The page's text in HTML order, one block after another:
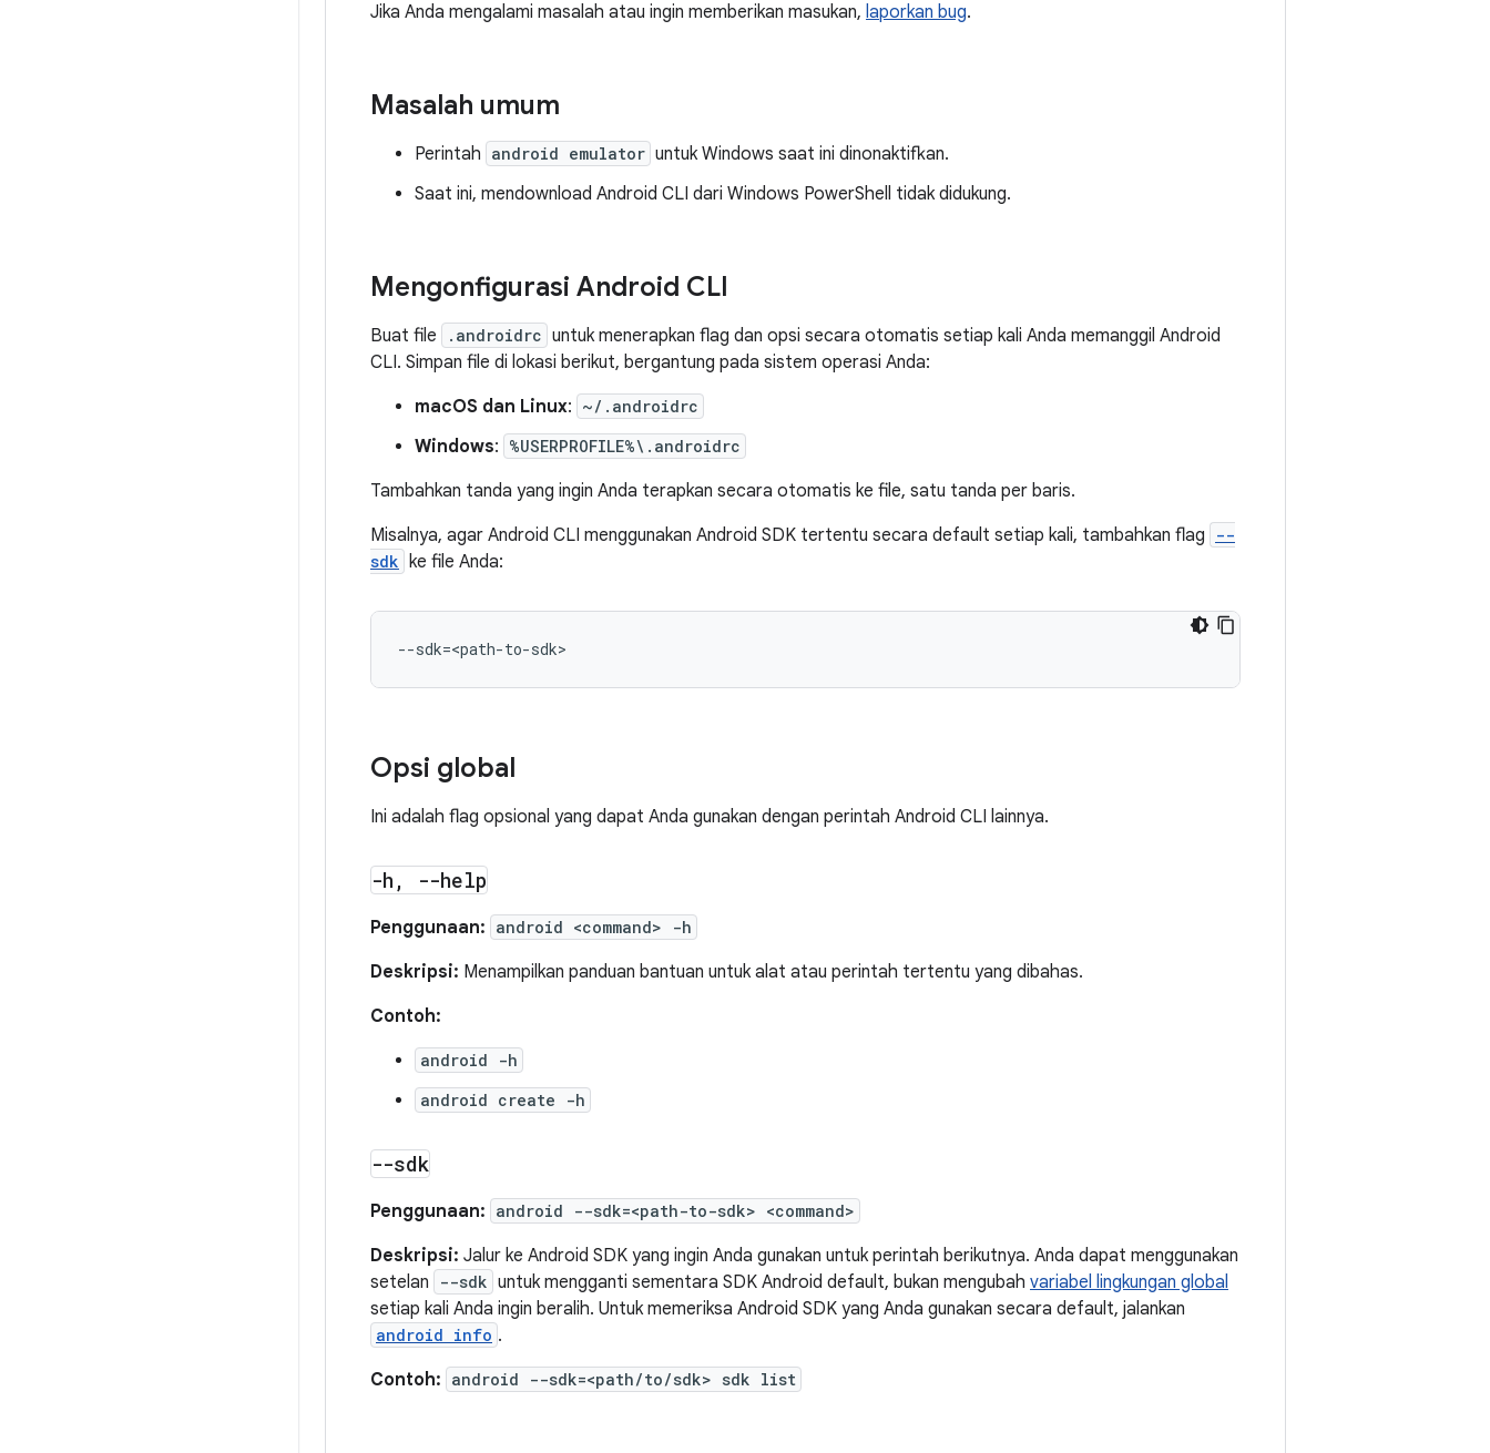
Jika Anda mengalami masalah atau ingin memberikan masukan, laporkan bug.
Masalah umum
Perintah android emulator untuk Windows saat ini dinonaktifkan.
Saat ini, mendownload Android CLI dari Windows PowerShell tidak didukung.
Mengonfigurasi Android CLI
Buat file .androidrc untuk menerapkan flag dan opsi secara otomatis setiap kali Anda memanggil Android
CLI. Simpan file di lokasi berikut, bergantung pada sistem operasi Anda:
macOS dan Linux: ~/.androidrc
Windows: %USERPROFILE%\.androidrc
Tambahkan tanda yang ingin Anda terapkan secara otomatis ke file, satu tanda per baris.
Misalnya, agar Android CLI menggunakan Android SDK tertentu secara default setiap kali, tambahkan flag
--
sdk ke file Anda:
--sdk=
Opsi global
Ini adalah flag opsional yang dapat Anda gunakan dengan perintah Android CLI lainnya.
-h , --help
Penggunaan: android <command> -h
Deskripsi: Menampilkan panduan bantuan untuk alat atau perintah tertentu yang dibahas.
Contoh:
android -h
android create -h
--sdk
Penggunaan: android --sdk=<path-to-sdk> <command>
Deskripsi: Jalur ke Android SDK yang ingin Anda gunakan untuk perintah berikutnya. Anda dapat menggunakan
setelan
--sdk untuk mengganti sementara SDK Android default, bukan mengubah variabel lingkungan global
setiap kali Anda ingin beralih. Untuk memeriksa Android SDK yang Anda gunakan secara default, jalankan
android info .
Contoh: android --sdk=<path/to/sdk> sdk list